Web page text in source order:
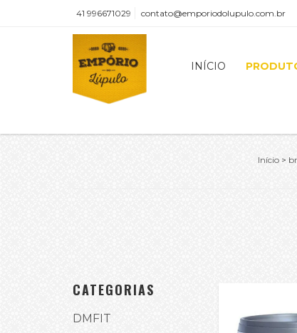
41 996671029 contato@emporiodolupulo.com.br
INÍCIO
Início >
CATEGORIAS
DMFIT